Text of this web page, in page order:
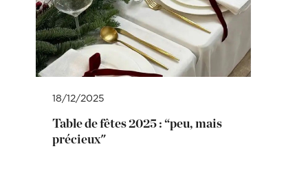
18/12/2025
Table de fêtes 2025 : “peu, mais
précieux"